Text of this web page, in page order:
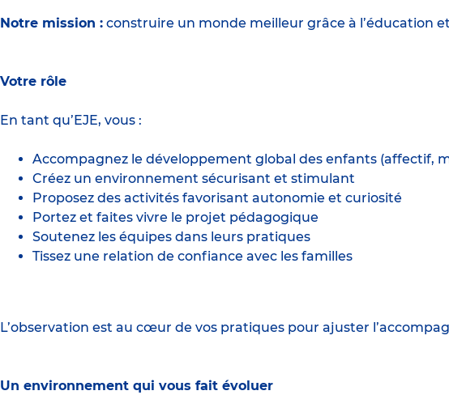
Notre mission : construire un monde meilleur grâce à l’éducation
Votre rôle
En tant qu’EJE, vous :
Accompagnez le développement global des enfants (affectif,
Créez un environnement sécurisant et stimulant
Proposez des activités favorisant autonomie et curiosité
Portez et faites vivre le projet pédagogique
Soutenez les équipes dans leurs pratiques
Tissez une relation de confiance avec les familles
L’observation est au cœur de vos pratiques pour ajuster
Un environnement qui vous fait évoluer